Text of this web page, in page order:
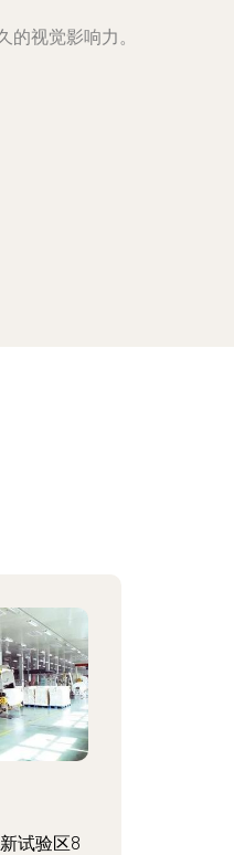
视觉影响力。
试验区8